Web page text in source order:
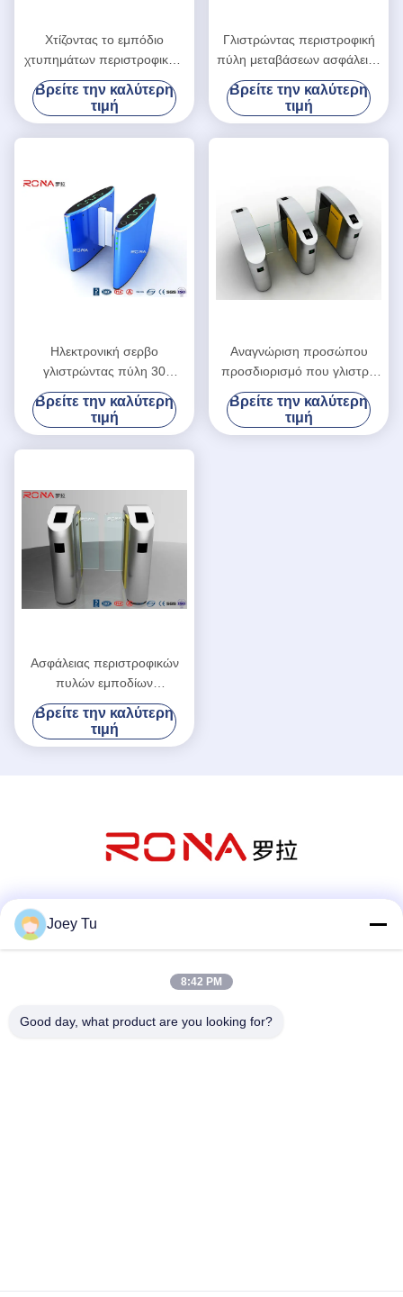
Χτίζοντας το εμπόδιο
χτυπημάτων περιστροφικών
πυλών ελέγχου
προσπέλασης αυτόματο με
την επιφάνεια στίλβωσης
Βρείτε την καλύτερη
τιμή
Γλιστρώντας περιστροφική
πύλη μεταβάσεων ασφάλειας
πυλών εμποδίων
χτυπημάτων συναγερμών με
τον αισθητήρα IR
Βρείτε την καλύτερη
τιμή
Ηλεκτρονική σερβο
γλιστρώντας πύλη 30
εμποδίων πρόσωπα/
ελάχιστο σχέδιο πελατών
ταχύτητας διέλευσης
Βρείτε την καλύτερη
τιμή
Αναγνώριση προσώπου
προσδιορισμό που γλιστρά
το για τους πεζούς
περιστροφικών πυλών
πυλών του ολοκληρωμένου
Βρείτε την καλύτερη
τιμή
Ασφάλειας περιστροφικών
πυλών εμποδίων
μετριασμένο τύπος
προσαρμοσμένο γυαλί
χρώμα ολίσθησης πυλών
Βρείτε την καλύτερη
τιμή
Joey Tu
8:42 PM
Good day, what product are you looking for?